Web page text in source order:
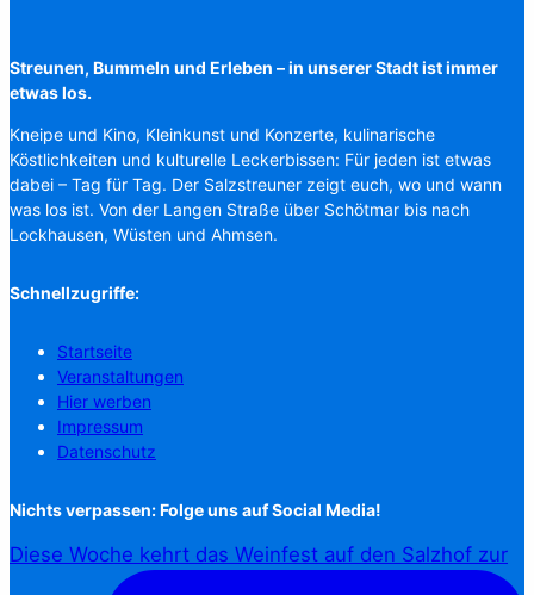
Streunen, Bummeln und Erleben – in unserer Stadt ist immer
etwas los.
Kneipe und Kino, Kleinkunst und Konzerte, kulinarische
Köstlichkeiten und kulturelle Leckerbissen: Für jeden ist etwas
dabei – Tag für Tag. Der Salzstreuner zeigt euch, wo und wann
was los ist. Von der Langen Straße über Schötmar bis nach
Lockhausen, Wüsten und Ahmsen.
Schnellzugriffe:
Startseite
Veranstaltungen
Hier werben
Impressum
Datenschutz
Nichts verpassen: Folge uns auf Social Media!
Diese Woche kehrt das Weinfest auf den Salzhof zur